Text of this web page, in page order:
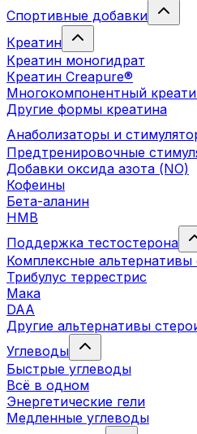
Спортивные добавки
Креатин
Креатин моногидрат
Креатин Creapure®
Многокомпонентный
Другие формы креатина
Анаболизаторы и
Предтренировочные
Добавки оксида азота (NO)
Кофеины
Бета-аланин
HMB
Поддержка тестостерона
Комплексные
Трибулус террестрис
Мака
DAA
Другие альтернативы
Углеводы
Быстрые углеводы
Всё в одном
Энергетические гели
Медленные углеводы